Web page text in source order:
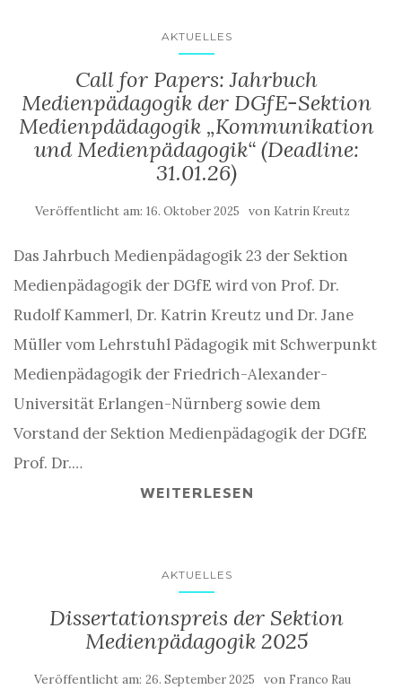
AKTUELLES
Call for Papers: Jahrbuch
Medienpädagogik der DGfE-Sektion
Medienpdädagogik „Kommunikation
und Medienpädagogik“ (Deadline:
31.01.26)
Veröffentlicht am: 16. Oktober 2025 von Katrin Kreutz
Das Jahrbuch Medienpädagogik 23 der Sektion
Medienpädagogik der DGfE wird von Prof. Dr.
Rudolf Kammerl, Dr. Katrin Kreutz und Dr. Jane
Müller vom Lehrstuhl Pädagogik mit Schwerpunkt
Medienpädagogik der Friedrich-Alexander-
Universität Erlangen-Nürnberg sowie dem
Vorstand der Sektion Medienpädagogik der DGfE
Prof. Dr.…
WEITERLESEN
AKTUELLES
Dissertationspreis der Sektion
Medienpädagogik 2025
Veröffentlicht am: 26. September 2025 von Franco Rau